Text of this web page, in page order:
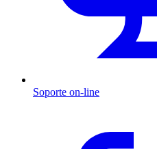
Soporte on-line